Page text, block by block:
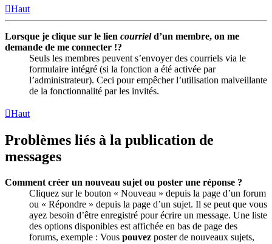
Haut
Lorsque je clique sur le lien courrield’un membre, on me
demande de me connecter !?
Seuls les membres peuvent s’envoyer des courriels via le
formulaire intégré (si la fonction a été activée par
l’administrateur). Ceci pour empêcher l’utilisation malveillante
de la fonctionnalité par les invités.
Haut
Problèmes liés à la publication de
messages
Comment créer un nouveau sujet ou poster une réponse ?
Cliquez sur le bouton « Nouveau » depuis la page d’un forum
ou « Répondre » depuis la page d’un sujet. Il se peut que vous
ayez besoin d’être enregistré pour écrire un message. Une liste
des options disponibles est affichée en bas de page des
forums, exemple : Vous pouvez poster de nouveaux sujets,